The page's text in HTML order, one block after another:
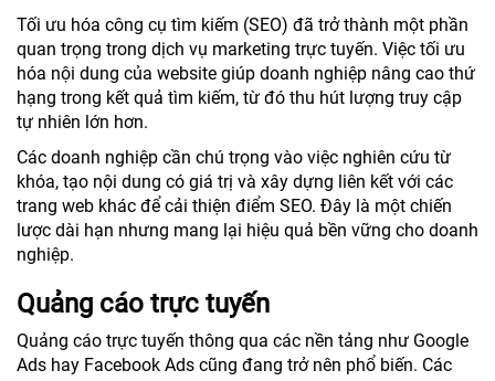
Tối ưu hóa công cụ tìm kiếm (SEO) đã trở thành một phần
quan trọng trong dịch vụ marketing trực tuyến. Việc tối ưu
hóa nội dung của website giúp doanh nghiệp nâng cao thứ
hạng trong kết quả tìm kiếm, từ đó thu hút lượng truy cập
tự nhiên lớn hơn.
Các doanh nghiệp cần chú trọng vào việc nghiên cứu từ
khóa, tạo nội dung có giá trị và xây dựng liên kết với các
trang web khác để cải thiện điểm SEO. Đây là một chiến
lược dài hạn nhưng mang lại hiệu quả bền vững cho doanh
nghiệp.
Quảng cáo trực tuyến
Quảng cáo trực tuyến thông qua các nền tảng như Google
Ads hay Facebook Ads cũng đang trở nên phổ biến. Các